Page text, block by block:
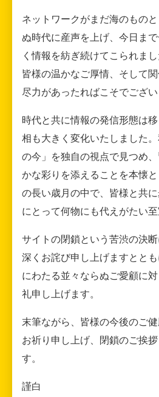
ネットワークがまだ海のもの
ぬ時代に産声を上げ、今日ま
く情報を紡ぎ続けてこられま
皆様の温かなご厚情、そして
尽力があったればこそでござい
時代と共に情報の発信形態は
相も大きく変化いたしました
の今」を独自の視点で見つめ
かな彩りを添えることを本懐
の長い歳月の中で、皆様と共
にとって何物にも代えがたい至
サイトの閉鎖という苦渋の決断
深くお詫び申し上げますとと
にわたる並々ならぬご愛顧に
礼申し上げます。
末筆ながら、皆様の今後のご
お祈り申し上げ、閉鎖のご挨
す。
謹白